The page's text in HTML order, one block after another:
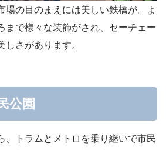
場の目のまえには美しい鉄橋が。よ
まで様々な装飾がされ、セーチェー
しさがあります。
公園
、トラムとメトロを乗り継いで市民